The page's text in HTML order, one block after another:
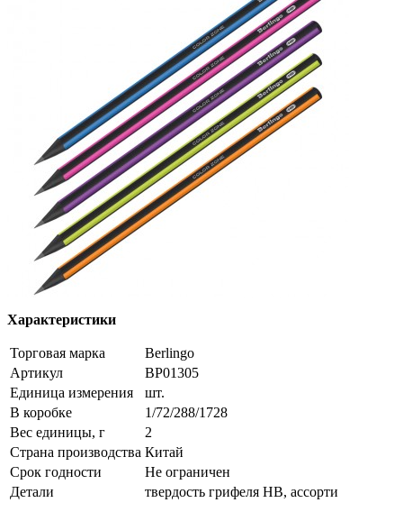
Характеристики
Торговая марка
Berlingo
Артикул
BP01305
Единица измерения
шт.
В коробке
1/72/288/1728
Вес единицы, г
2
Страна производства Китай
Срок годности
Не ограничен
Детали
твердость грифеля HB, ассорти